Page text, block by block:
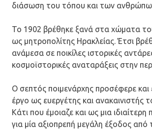
διάσωση του τόπου και των
Το 1902 βρέθηκε ξανά στα χώματα
ως μητροπολίτης Ηρακλείας. Έτσι
ανάμεσα σε ποικίλες ιστορικές
κοσμοϊστορικές αναταράξεις στην
Ο σεπτός ποιμενάρχης προσέφερε και
έργο ως ευεργέτης και ανακαινιστής
Κάτι που έμοιαζε και ως μια ιδιαίτερη
για μία αξιοπρεπή μεγάλη έξοδος